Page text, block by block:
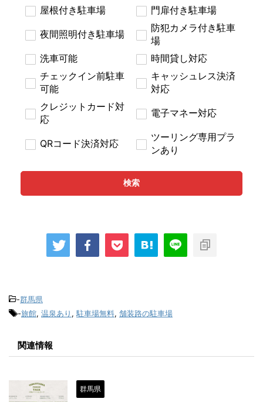
屋根付き駐車場
門扉付き駐車場
夜間照明付き駐車場
防犯カメラ付き駐車
場
洗車可能
時間貸し対応
チェックイン前駐車
可能
キャッシュレス決済
対応
クレジットカード対
応
電子マネー対応
QRコード決済対応
ツーリング専用プラ
ンあり
検索
-群馬県
-旅館, 温泉あり , 駐車場無料, 舗装路の駐車場
関連情報
群馬県